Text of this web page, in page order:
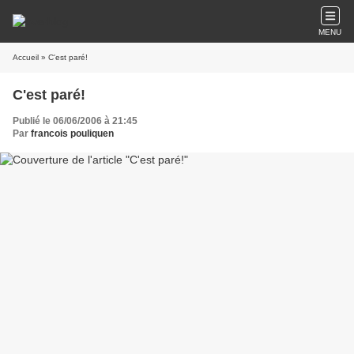
MENU
Accueil » C'est paré!
C'est paré!
Publié le 06/06/2006 à 21:45
Par francois pouliquen